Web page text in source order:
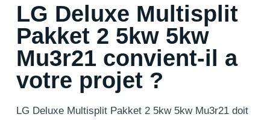
LG Deluxe Multisplit
Pakket 2 5kw 5kw
Mu3r21 convient-il a
votre projet ?
LG Deluxe Multisplit Pakket 2 5kw 5kw Mu3r21 doit